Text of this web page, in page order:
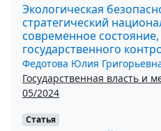
Экологическая
стратегический
современное
государственного
Федотова Юлия
Государственная власть и
05/2024
Статья